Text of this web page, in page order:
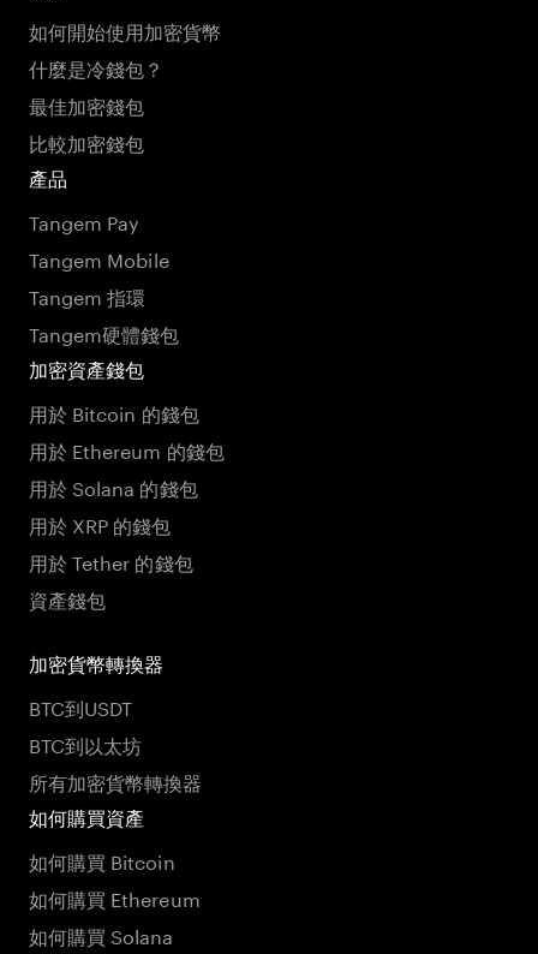
如何開始使用加密貨幣
什麼是冷錢包？
最佳加密錢包
比較加密錢包
產品
Tangem Pay
Tangem Mobile
Tangem 指環
Tangem硬體錢包
加密資產錢包
用於 Bitcoin 的錢包
用於 Ethereum 的錢包
用於 Solana 的錢包
用於 XRP 的錢包
用於 Tether 的錢包
資產錢包
加密貨幣轉換器
BTC到USDT
BTC到以太坊
所有加密貨幣轉換器
如何購買資產
如何購買 Bitcoin
如何購買 Ethereum
如何購買 Solana